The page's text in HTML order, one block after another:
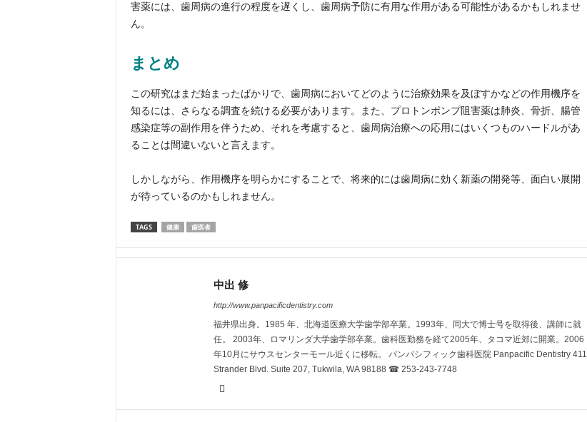
害薬には、歯周病の進行の程度を遅くし、歯周病予防に有用な作用がある可能性があるかもしれませ
ん。
まとめ
この研究はまだ始まったばかりで、歯周病においてどのように治療効果を及ぼすかなどの作用機序を
知るには、さらなる調査を続ける必要があります。また、プロトンポンプ阻害薬は肺炎、骨折、腸管
感染症等の副作用を伴うため、それを考慮すると、歯周病治療への応用にはいくつものハードルがあ
ることは間違いないと言えます。
しかしながら、作用機序を明らかにすることで、将来的には歯周病に効く新薬の開発等、面白い展開
が待っているのかもしれません。
TAGS 健康 歯医者
中出 修
http://www.panpacificdentistry.com
福井県出身。1985 年、北海道医療大学歯学部卒業。1993年、同大で博士号を取得後、講師に就
任。 2003年、ロマリンダ大学歯学部卒業。歯科医勤務を経て2005年、タコマ近郊に開業。2006
年10月にサウスセンターモール近くに移転。 パンパシフィック歯科医院 Panpacific Dentistry 411
Strander Blvd. Suite 207, Tukwila, WA 98188 ☎ 253-243-7748